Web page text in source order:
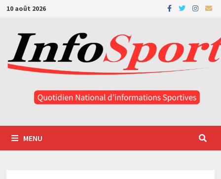
Passer
contenu
10 août 2026
MENU